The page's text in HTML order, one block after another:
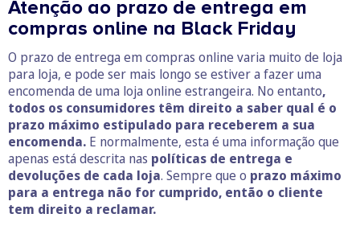
Atenção ao prazo de entrega em
compras online na Black Friday
O prazo de entrega em compras online varia muito de loja
para loja, e pode ser mais longo se estiver a fazer uma
encomenda de uma loja online estrangeira. No entanto,
todos os consumidores têm direito a saber qual é o
prazo máximo estipulado para receberem a sua
encomenda. E normalmente, esta é uma informação que
apenas está descrita nas políticas de entrega e
devoluções de cada loja. Sempre que o prazo máximo
para a entrega não for cumprido, então o cliente
tem direito a reclamar.